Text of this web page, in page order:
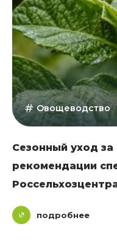
Овощеводство
Сезонный уход
рекомендации
подробнее